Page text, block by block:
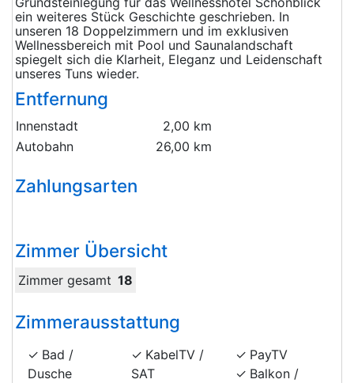
ein weiteres Stück Geschichte geschrieben. In
unseren 18 Doppelzimmern und im exklusiven
Wellnessbereich mit Pool und Saunalandschaft
spiegelt sich die Klarheit, Eleganz und Leidenschaft
unseres Tuns wieder.
Entfernung
Innenstadt
2,00 km
Autobahn
26,00 km
Zahlungsarten
Zimmer Übersicht
Zimmer gesamt 18
Zimmerausstattung
Bad /
Dusche
KabelTV /
SAT
PayTV
Balkon /